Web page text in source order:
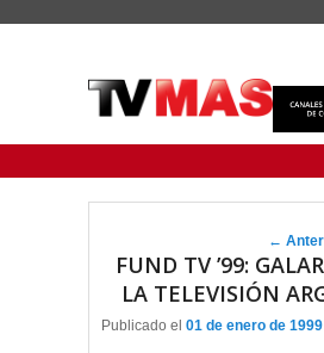
←
FUND TV ’99:
LA TELEVISIÓN
Publicado el 01 de enero de 1999